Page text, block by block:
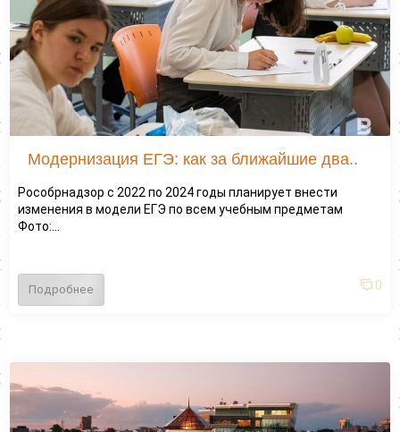
Модернизация ЕГЭ: как за ближайшие два..
Рособрнадзор с 2022 по 2024 годы планирует внести
изменения в модели ЕГЭ по всем учебным предметам
Фото:...
Подробнее 0